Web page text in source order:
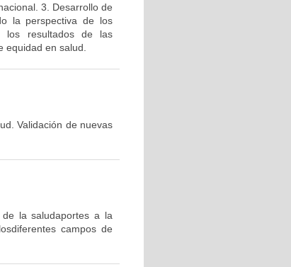
3. Desarrollo de
la perspectiva de los
los resultados de las
equidad en salud.
Validación de nuevas
la saludaportes a la
campos de